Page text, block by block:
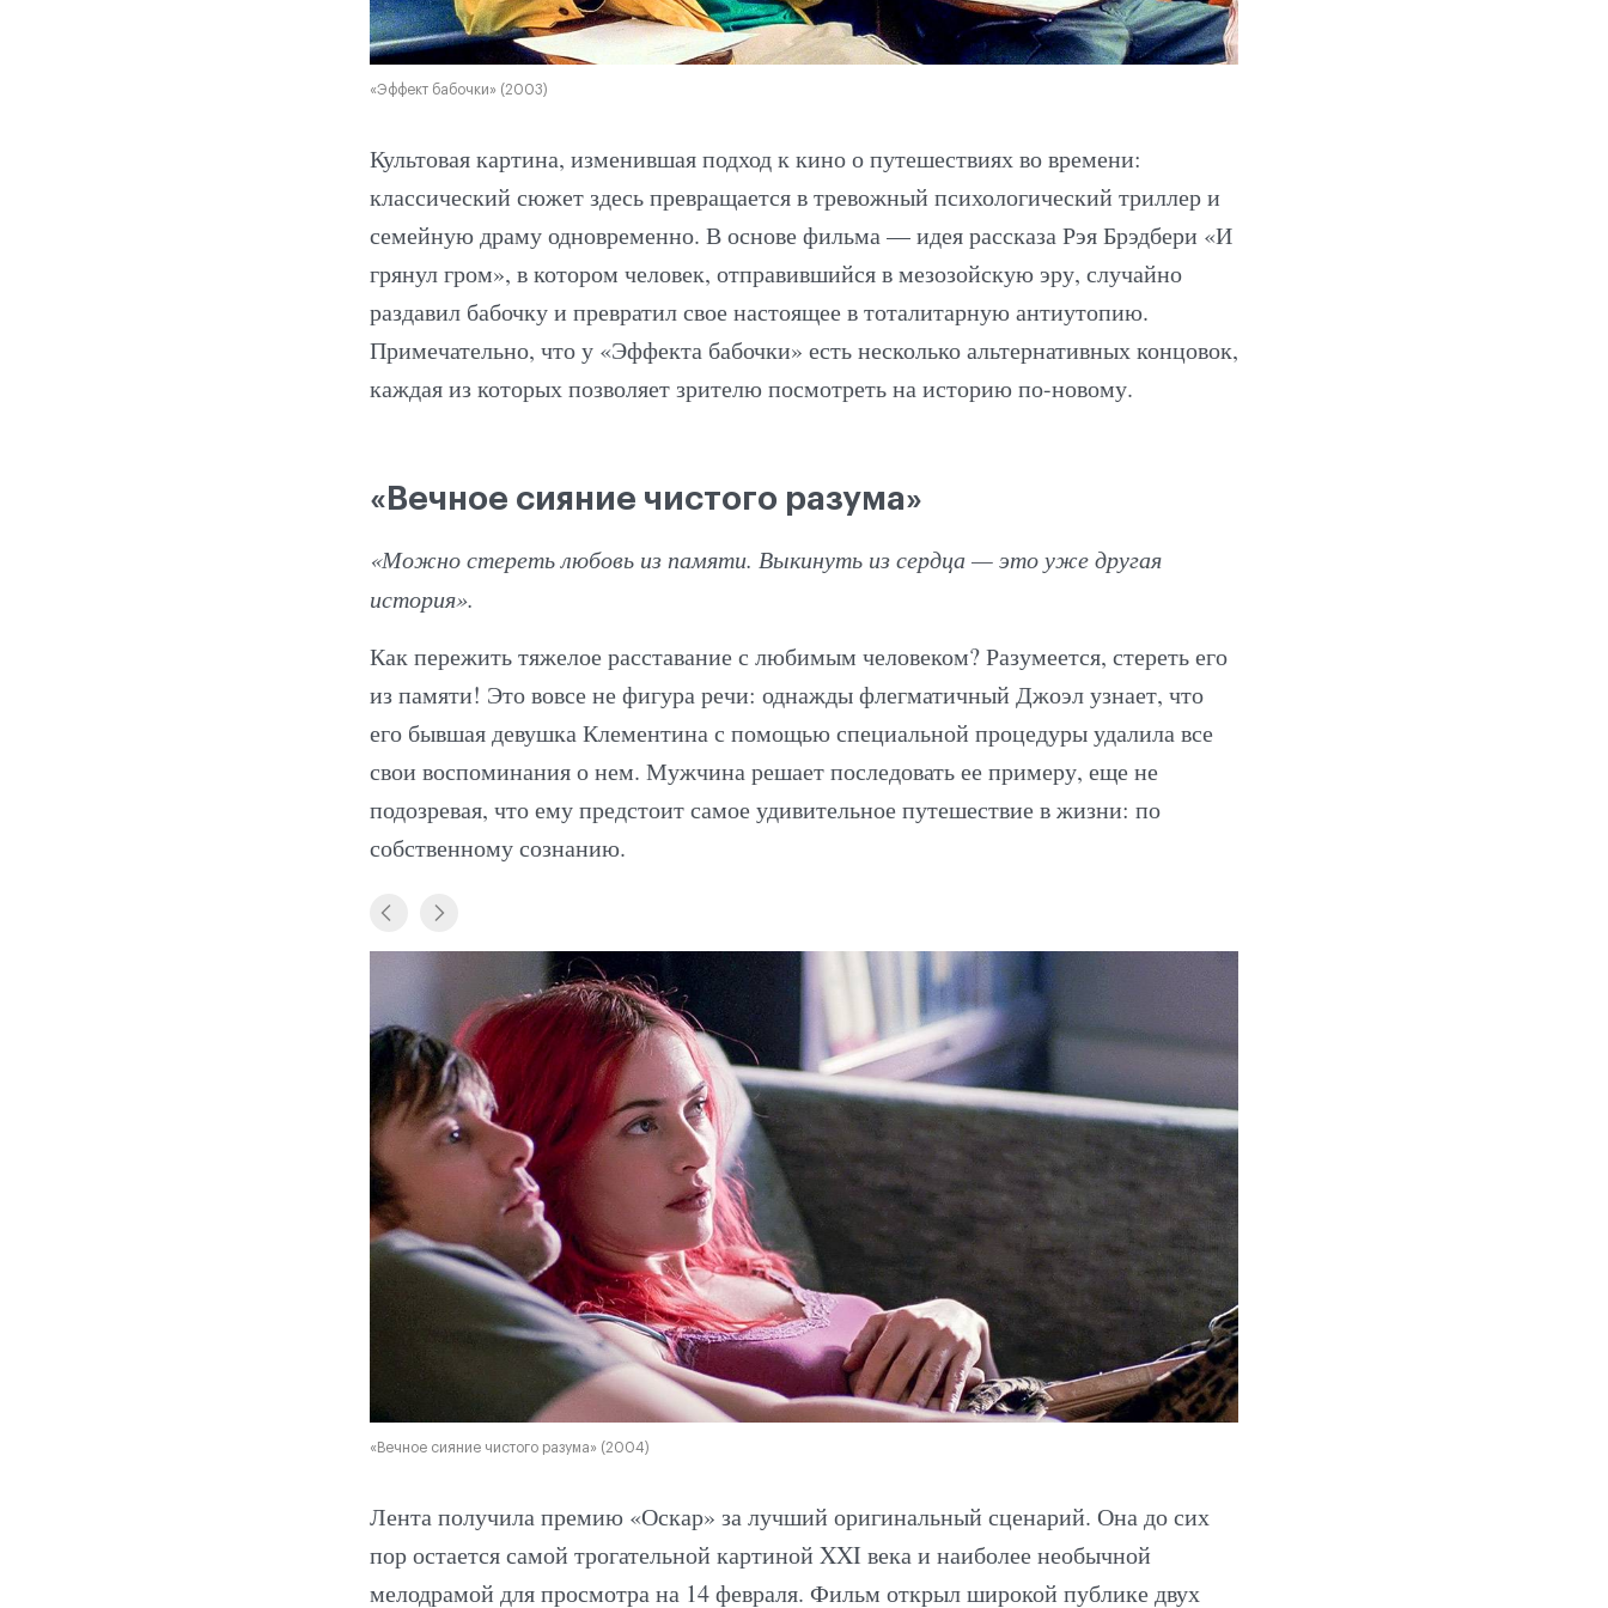
«Эффект бабочки» (2003)
Культовая картина, изменившая подход к кино о путешествиях во времени:
классический сюжет здесь превращается в тревожный психологический триллер и
семейную драму одновременно. В основе фильма — идея рассказа Рэя Брэдбери «И
грянул гром», в котором человек, отправившийся в мезозойскую эру, случайно
раздавил бабочку и превратил свое настоящее в тоталитарную антиутопию.
Примечательно, что у «Эффекта бабочки» есть несколько альтернативных концовок,
каждая из которых позволяет зрителю посмотреть на историю по-новому.
«Вечное сияние чистого разума»
«Можно стереть любовь из памяти. Выкинуть из сердца — это уже другая
история».
Как пережить тяжелое расставание с любимым человеком? Разумеется, стереть его
из памяти! Это вовсе не фигура речи: однажды флегматичный Джоэл узнает, что
его бывшая девушка Клементина с помощью специальной процедуры удалила все
свои воспоминания о нем. Мужчина решает последовать ее примеру, еще не
подозревая, что ему предстоит самое удивительное путешествие в жизни: по
собственному сознанию.
«Вечное сияние чистого разума» (2004)
Лента получила премию «Оскар» за лучший оригинальный сценарий. Она до сих
пор остается самой трогательной картиной XXI века и наиболее необычной
мелодрамой для просмотра на 14 февраля. Фильм открыл широкой публике двух